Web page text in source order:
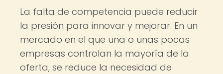
La falta de competencia puede reducir
la presión para innovar y mejorar. En un
mercado en el que una o unas pocas
empresas controlan la mayoría de la
oferta, se reduce la necesidad de